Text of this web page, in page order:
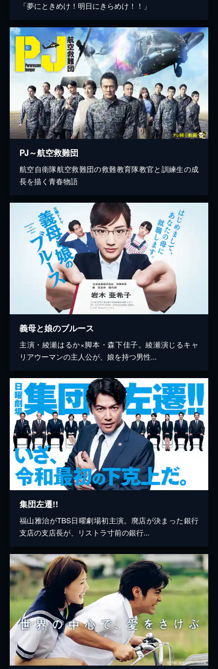
「夢にときめけ！明日にきらめけ！！」
PJ～航空救難団
航空自衛隊航空救難団の救難教育隊教官と訓練生の成
長を描く青春物語
義母と娘のブルース
主演・綾瀬はるか×脚本・森下佳子。綾瀬演じるキャ
リアウーマンの主人公が、娘を持つ男性...
集団左遷!!
福山雅治がTBS日曜劇場初主演。廃店が決まった銀行
支店の支店長が、リストラ寸前の銀行...